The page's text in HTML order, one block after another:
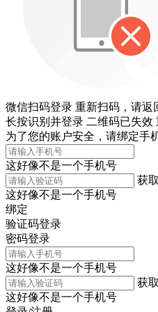
微信扫码登录 重新扫码， 请返
长按识别并登录 二维码已失效
为了您的账户安全，请绑定手
这好像不是一个手机号
获
这好像不是一个手机号
绑定
验证码登录
密码登录
这好像不是一个手机号
获
这好像不是一个手机号